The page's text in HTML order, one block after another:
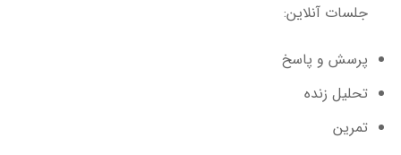
جلسات آنلاین:
پرسش و پاسخ
تحلیل زنده
تمرین